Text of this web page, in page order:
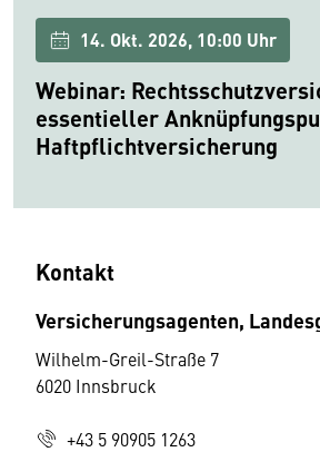
14. Okt. 2026, 10:00 Uhr
Webinar:
essentieller
Haftpflichtversicherung
Kontakt
Versicherungsagenten,
Wilhelm-Greil-Straße 7
6020 Innsbruck
+43 5 90905 1263